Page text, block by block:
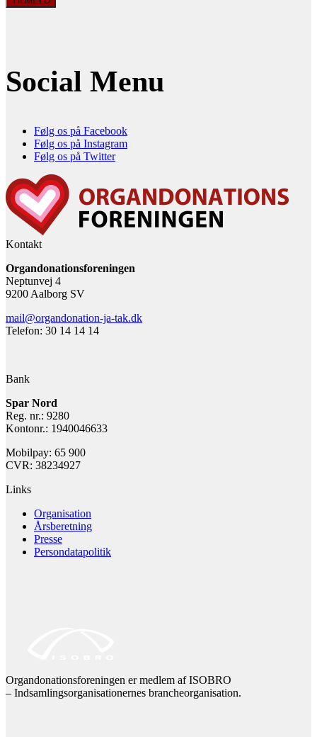
Social Menu
Følg os på Facebook
Følg os på Instagram
Følg os på Twitter
Kontakt
Organdonationsforeningen
Neptunvej 4
9200 Aalborg SV
mail@organdonation-ja-tak.dk
Telefon: 30 14 14 14
Bank
Spar Nord
Reg. nr.: 9280
Kontonr.: 1940046633
Mobilpay: 65 900
CVR: 38234927
Links
Organisation
Årsberetning
Presse
Persondatapolitik
Organdonationsforeningen er medlem af ISOBRO
– Indsamlingsorganisationernes brancheorganisation.